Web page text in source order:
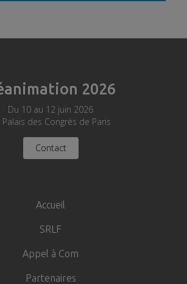
2026
Du 10 au 12 juin 2026
Palais des Congrès de Paris
Contact
Accueil
SRLF
Appel à Com
Partenaires